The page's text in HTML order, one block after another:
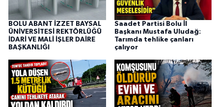
BOLU ABANT İZZET BAYSAL
ÜNİVERSİTESİ REKTÖRLÜĞÜ
İDARİ VE MALİ İŞLER DAİRE
BAŞKANLIĞI
Saadet Partisi Bolu İl
Başkanı Mustafa Uludağ:
Tarımda tehlike çanları
çalıyor